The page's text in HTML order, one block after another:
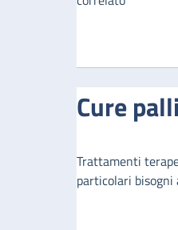
Cure
Trattamenti
particolari bisogni